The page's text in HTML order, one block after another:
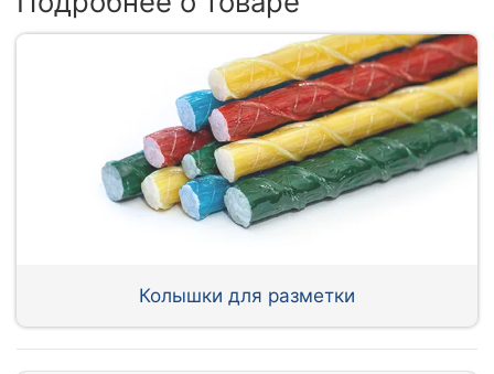
Колышки для разметки